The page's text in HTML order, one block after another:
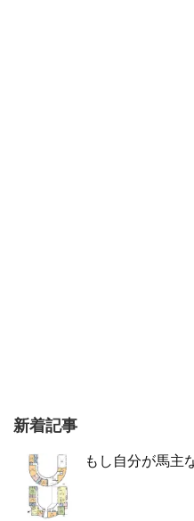
新着記事
もし自分が馬主